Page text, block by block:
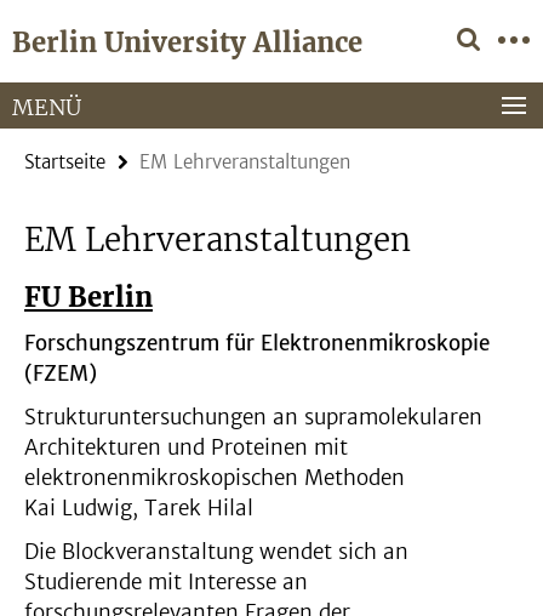
direkt
Inhalt
Berlin University Alliance
Service-
Navigation
MENÜ
Startseite EM Lehrveranstaltungen
EM Lehrveranstaltungen
FU Berlin
Forschungszentrum für Elektronenmikroskopie
(FZEM)
Strukturuntersuchungen an supramolekularen
Architekturen und Proteinen mit
elektronenmikroskopischen Methoden
Kai Ludwig, Tarek Hilal
Die Blockveranstaltung wendet sich an
Studierende mit Interesse an